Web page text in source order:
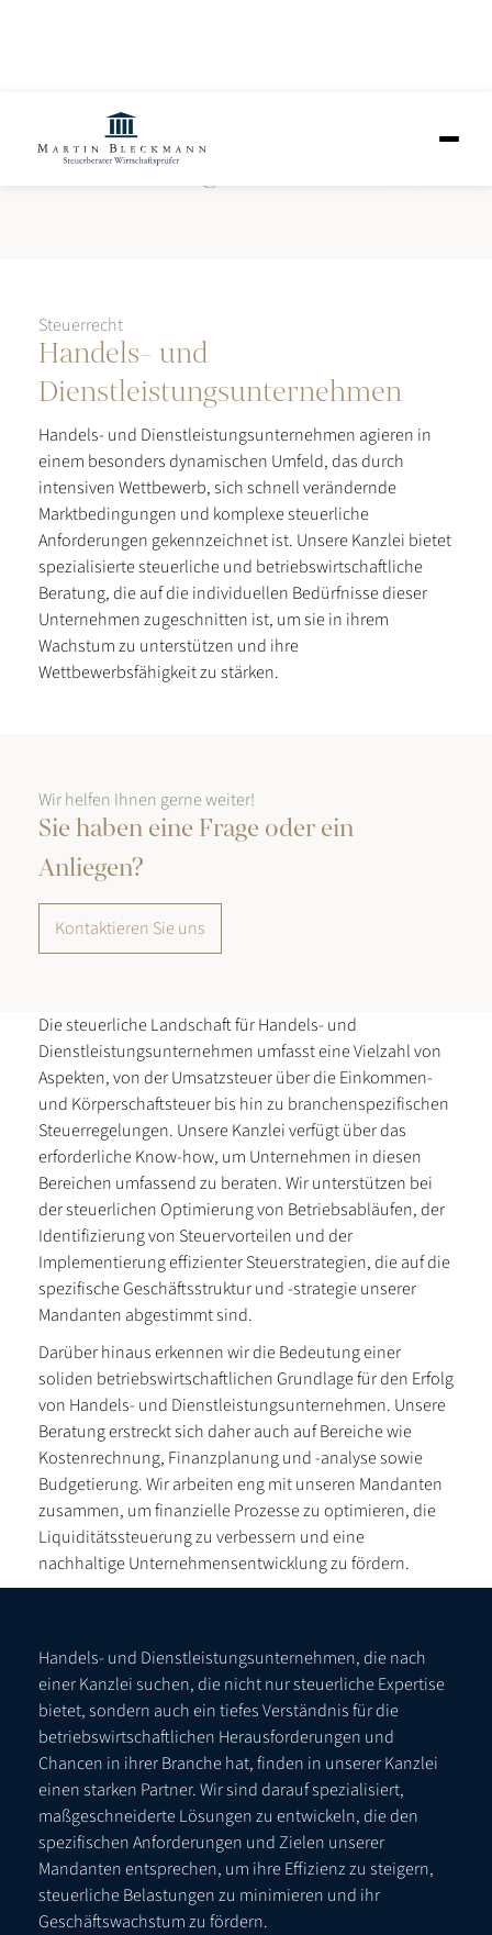
Handels- und
Dienstleistungsunternehmen
Steuerrecht
Handels- und
Dienstleistungsunternehmen
Handels- und Dienstleistungsunternehmen agieren in
einem besonders dynamischen Umfeld, das durch
intensiven Wettbewerb, sich schnell verändernde
Marktbedingungen und komplexe steuerliche
Anforderungen gekennzeichnet ist. Unsere Kanzlei bietet
spezialisierte steuerliche und betriebswirtschaftliche
Beratung, die auf die individuellen Bedürfnisse dieser
Unternehmen zugeschnitten ist, um sie in ihrem
Wachstum zu unterstützen und ihre
Wettbewerbsfähigkeit zu stärken.
Wir helfen Ihnen gerne weiter!
Sie haben eine Frage oder ein
Anliegen?
Kontaktieren Sie uns
Die steuerliche Landschaft für Handels- und
Dienstleistungsunternehmen umfasst eine Vielzahl von
Aspekten, von der Umsatzsteuer über die Einkommen-
und Körperschaftsteuer bis hin zu branchenspezifischen
Steuerregelungen. Unsere Kanzlei verfügt über das
erforderliche Know-how, um Unternehmen in diesen
Bereichen umfassend zu beraten. Wir unterstützen bei
der steuerlichen Optimierung von Betriebsabläufen, der
Identifizierung von Steuervorteilen und der
Implementierung effizienter Steuerstrategien, die auf die
spezifische Geschäftsstruktur und -strategie unserer
Mandanten abgestimmt sind.
Darüber hinaus erkennen wir die Bedeutung einer
soliden betriebswirtschaftlichen Grundlage für den Erfolg
von Handels- und Dienstleistungsunternehmen. Unsere
Beratung erstreckt sich daher auch auf Bereiche wie
Kostenrechnung, Finanzplanung und -analyse sowie
Budgetierung. Wir arbeiten eng mit unseren Mandanten
zusammen, um finanzielle Prozesse zu optimieren, die
Liquiditätssteuerung zu verbessern und eine
nachhaltige Unternehmensentwicklung zu fördern.
Handels- und Dienstleistungsunternehmen, die nach
einer Kanzlei suchen, die nicht nur steuerliche Expertise
bietet, sondern auch ein tiefes Verständnis für die
betriebswirtschaftlichen Herausforderungen und
Chancen in ihrer Branche hat, finden in unserer Kanzlei
einen starken Partner. Wir sind darauf spezialisiert,
maßgeschneiderte Lösungen zu entwickeln, die den
spezifischen Anforderungen und Zielen unserer
Mandanten entsprechen, um ihre Effizienz zu steigern,
steuerliche Belastungen zu minimieren und ihr
Geschäftswachstum zu fördern.